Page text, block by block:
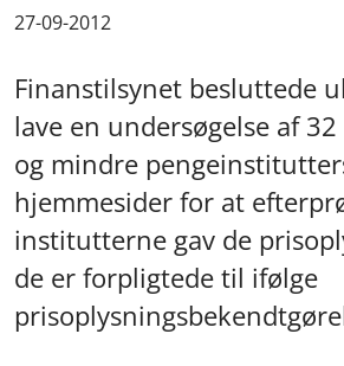
27-09-2012
Finanstilsynet besluttede
lave en undersøgelse af
og mindre
hjemmesider for at
institutterne gav de
de er forpligtede til ifølge